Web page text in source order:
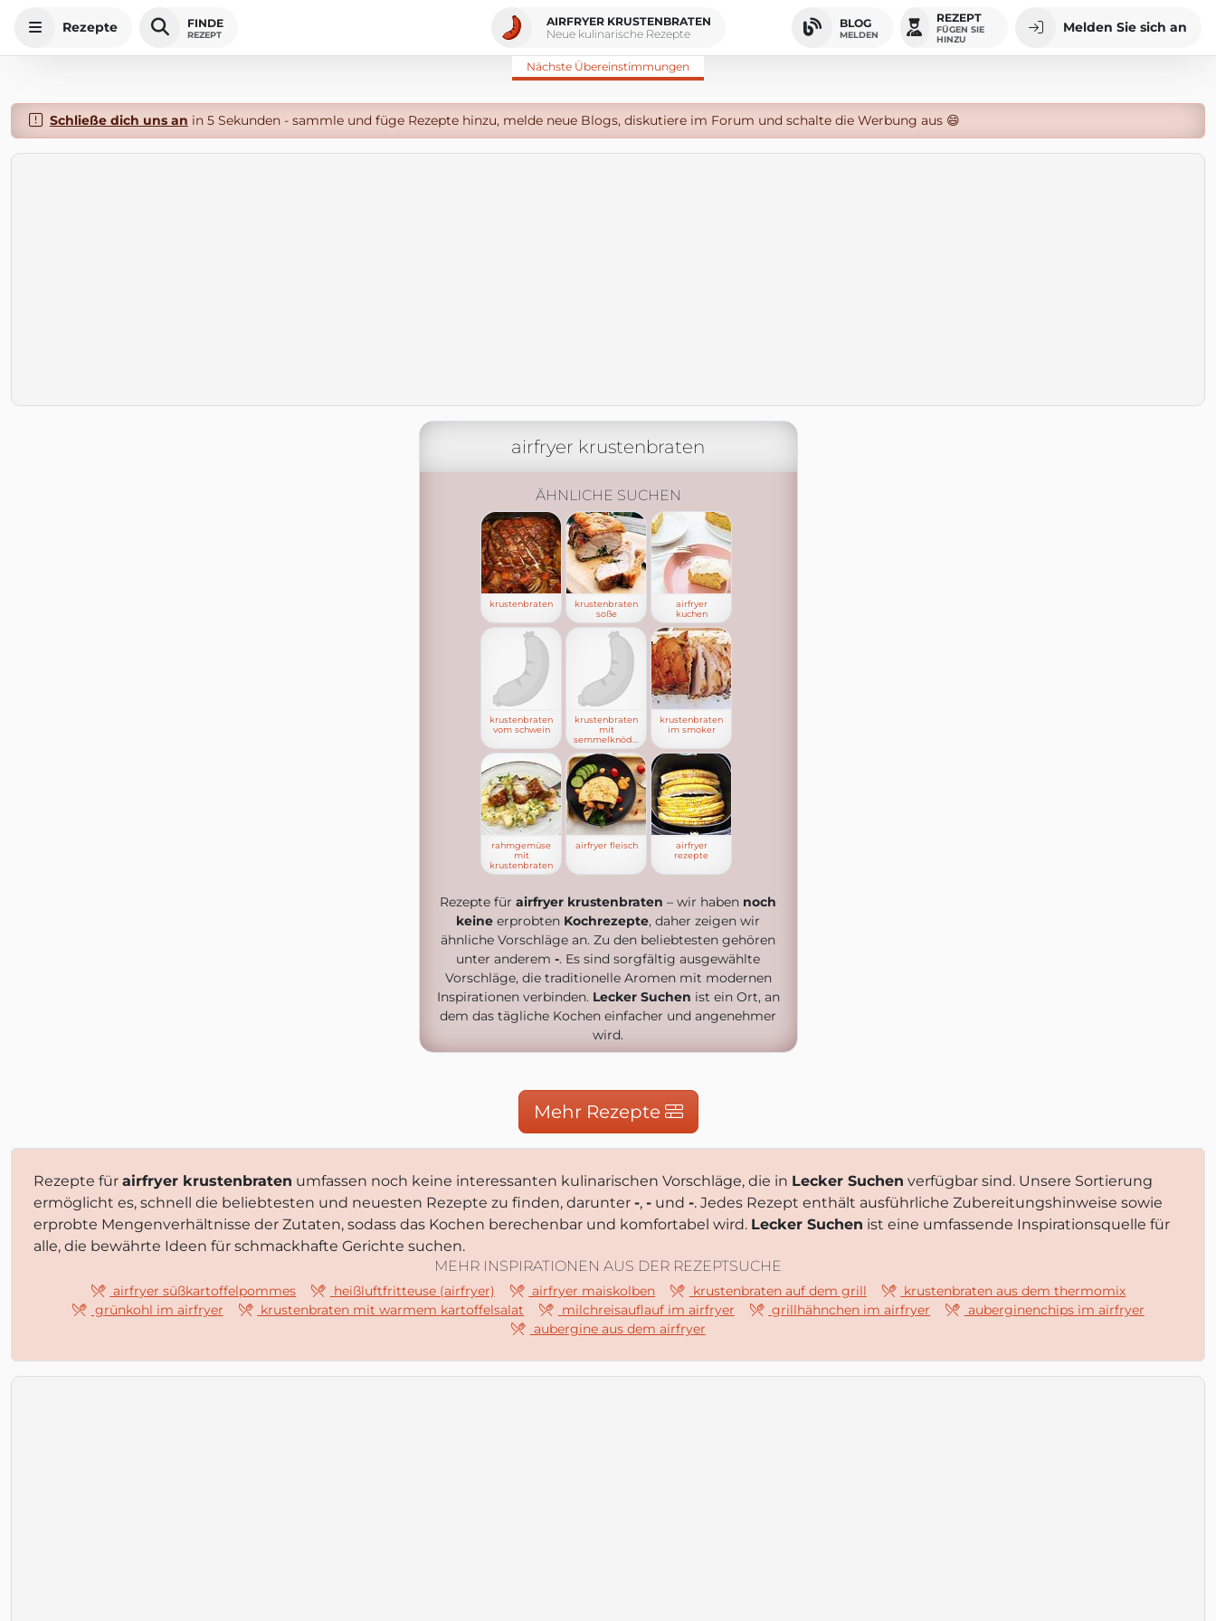
Rezepte FINDE
REZEPT
AIRFRYER KRUSTENBRATEN
Neue kulinarische Rezepte
BLOG
MELDEN
REZEPT
FÜGEN SIE
HINZU
Melden Sie sich an
Nächste Übereinstimmungen
Schließe dich uns an in 5 Sekunden - sammle und füge Rezepte hinzu, melde neue Blogs, diskutiere im Forum und schalte die Werbung aus 😄
airfryer krustenbraten
ÄHNLICHE SUCHEN
krustenbraten
krustenbraten
soße
airfryer
kuchen
krustenbraten
vom schwein
krustenbraten
mit
krustenbraten
im smoker
rahmgemüse
mit
krustenbraten
airfryer fleisch
airfryer
rezepte
Rezepte für airfryer krustenbraten – wir haben noch
keine erprobten Kochrezepte, daher zeigen wir
ähnliche Vorschläge an. Zu den beliebtesten gehören
unter anderem -. Es sind sorgfältig ausgewählte
Vorschläge, die traditionelle Aromen mit modernen
Inspirationen verbinden. Lecker Suchen ist ein Ort, an
dem das tägliche Kochen einfacher und angenehmer
wird.
Mehr Rezepte
Rezepte für airfryer krustenbraten umfassen noch keine interessanten kulinarischen Vorschläge, die in Lecker Suchen verfügbar sind. Unsere Sortierung
ermöglicht es, schnell die beliebtesten und neuesten Rezepte zu finden, darunter -, - und -. Jedes Rezept enthält ausführliche Zubereitungshinweise sowie
erprobte Mengenverhältnisse der Zutaten, sodass das Kochen berechenbar und komfortabel wird. Lecker Suchen ist eine umfassende Inspirationsquelle für
alle, die bewährte Ideen für schmackhafte Gerichte suchen.
MEHR INSPIRATIONEN AUS DER REZEPTSUCHE
airfryer süßkartoffelpommes heißluftfritteuse (airfryer) airfryer maiskolben krustenbraten auf dem grill
krustenbraten aus dem thermomix
grünkohl im airfryer
krustenbraten mit warmem kartoffelsalat milchreisauflauf im airfryer grillhähnchen im airfryer
auberginenchips im airfryer
aubergine aus dem airfryer